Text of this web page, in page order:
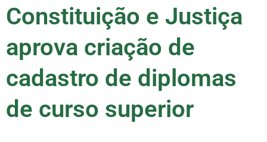
Constituição e Justiça
aprova criação de
cadastro de diplomas
de curso superior